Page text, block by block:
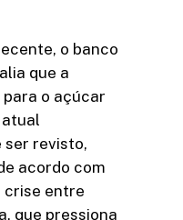
o banco
que a
o açúcar
atual
ser revisto,
acordo com
crise entre
que pressiona